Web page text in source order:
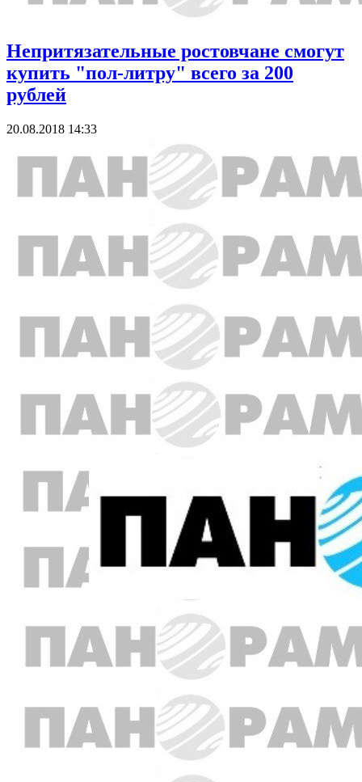
Непритязательные ростовчане смогут
купить "пол-литру" всего за 200
рублей
20.08.2018 14:33